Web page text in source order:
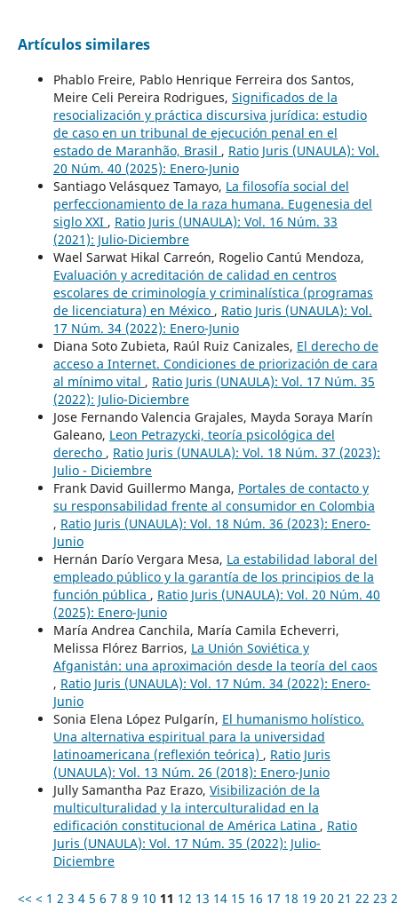
Artículos similares
Phablo Freire, Pablo Henrique Ferreira dos Santos,
Meire Celi Pereira Rodrigues, Significados de la
resocialización y práctica discursiva jurídica: estudio
de caso en un tribunal de ejecución penal en el
estado de Maranhão, Brasil , Ratio Juris (UNAULA): Vol.
20 Núm. 40 (2025): Enero-Junio
Santiago Velásquez Tamayo, La filosofía social del
perfeccionamiento de la raza humana. Eugenesia del
siglo XXI , Ratio Juris (UNAULA): Vol. 16 Núm. 33
(2021): Julio-Diciembre
Wael Sarwat Hikal Carreón, Rogelio Cantú Mendoza,
Evaluación y acreditación de calidad en centros
escolares de criminología y criminalística (programas
de licenciatura) en México , Ratio Juris (UNAULA): Vol.
17 Núm. 34 (2022): Enero-Junio
Diana Soto Zubieta, Raúl Ruiz Canizales, El derecho de
acceso a Internet. Condiciones de priorización de cara
al mínimo vital , Ratio Juris (UNAULA): Vol. 17 Núm. 35
(2022): Julio-Diciembre
Jose Fernando Valencia Grajales, Mayda Soraya Marín
Galeano, Leon Petrazycki, teoría psicológica del
derecho , Ratio Juris (UNAULA): Vol. 18 Núm. 37 (2023):
Julio - Diciembre
Frank David Guillermo Manga, Portales de contacto y
su responsabilidad frente al consumidor en Colombia
, Ratio Juris (UNAULA): Vol. 18 Núm. 36 (2023): Enero-
Junio
Hernán Darío Vergara Mesa, La estabilidad laboral del
empleado público y la garantía de los principios de la
función pública , Ratio Juris (UNAULA): Vol. 20 Núm. 40
(2025): Enero-Junio
María Andrea Canchila, María Camila Echeverri,
Melissa Flórez Barrios, La Unión Soviética y
Afganistán: una aproximación desde la teoría del caos
, Ratio Juris (UNAULA): Vol. 17 Núm. 34 (2022): Enero-
Junio
Sonia Elena López Pulgarín, El humanismo holístico.
Una alternativa espiritual para la universidad
latinoamericana (reflexión teórica) , Ratio Juris
(UNAULA): Vol. 13 Núm. 26 (2018): Enero-Junio
Jully Samantha Paz Erazo, Visibilización de la
multiculturalidad y la interculturalidad en la
edificación constitucional de América Latina , Ratio
Juris (UNAULA): Vol. 17 Núm. 35 (2022): Julio-
Diciembre
<< < 1 2 3 4 5 6 7 8 9 10 11 12 13 14 15 16 17 18 19 20 21 22 23